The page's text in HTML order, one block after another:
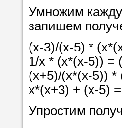
хорошо
задачей. Он
найдет
учеником.
Умножим
запишем
(x-3)/(x-5) *
1/x * (x*(x-5)) =
(x+5)/(x*(x-5)) *
x*(x+3) + (x-5)
Упростим